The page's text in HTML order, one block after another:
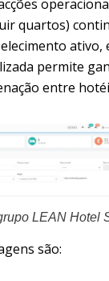
quartos)
ativo,
permite
entre
LEAN Hotel
são: